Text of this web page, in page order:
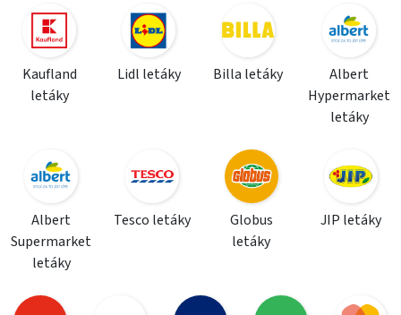
Kaufland
letáky
Lidl letáky Billa letáky
Albert
Hypermarket
letáky
Albert
Supermarket
letáky
Tesco letáky
Globus
letáky
JIP letáky